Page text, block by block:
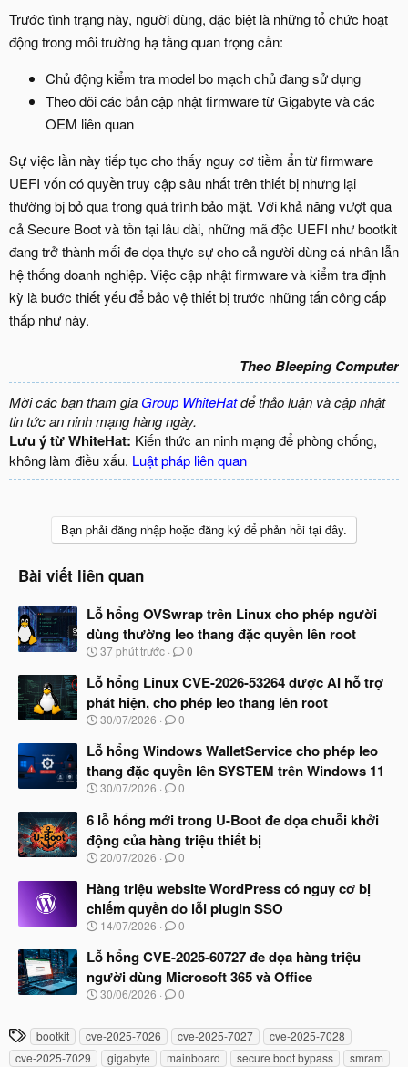
Trước tình trạng này, người dùng, đặc biệt là những tổ chức hoạt
động trong môi trường hạ tầng quan trọng cần:
Chủ động kiểm tra model bo mạch chủ đang sử dụng
Theo dõi các bản cập nhật firmware từ Gigabyte và các
OEM liên quan
Sự việc lần này tiếp tục cho thấy nguy cơ tiềm ẩn từ firmware
UEFI vốn có quyền truy cập sâu nhất trên thiết bị nhưng lại
thường bị bỏ qua trong quá trình bảo mật. Với khả năng vượt qua
cả Secure Boot và tồn tại lâu dài, những mã độc UEFI như bootkit
đang trở thành mối đe dọa thực sự cho cả người dùng cá nhân lẫn
hệ thống doanh nghiệp. Việc cập nhật firmware và kiểm tra định
kỳ là bước thiết yếu để bảo vệ thiết bị trước những tấn công cấp
thấp như này.
Theo Bleeping Computer
Mời các bạn tham gia Group WhiteHatđể thảo luận và cập nhật
tin tức an ninh mạng hàng ngày.
Lưu ý từ WhiteHat: Kiến thức an ninh mạng để phòng chống,
không làm điều xấu. Luật pháp liên quan
Bạn phải đăng nhập hoặc đăng ký để phản hồi tại đây.
Bài viết liên quan
Lỗ hổng OVSwrap trên Linux cho phép người
dùng thường leo thang đặc quyền lên root
N
à
b
ắ
đ
ầ
u
37 phút trước 0
Lỗ hổng Linux CVE-2026-53264 được AI hỗ trợ
phát hiện, cho phép leo thang lên root
N
à
b
ắ
đ
ầ
u
30/07/2026 0
Lỗ hổng Windows WalletService cho phép leo
thang đặc quyền lên SYSTEM trên Windows 11
N
à
b
ắ
đ
ầ
u
30/07/2026 0
6 lỗ hổng mới trong U-Boot đe dọa chuỗi khởi
động của hàng triệu thiết bị
N
à
b
ắ
đ
ầ
u
20/07/2026 0
Hàng triệu website WordPress có nguy cơ bị
chiếm quyền do lỗi plugin SSO
N
à
b
ắ
đ
ầ
u
14/07/2026 0
Lỗ hổng CVE-2025-60727 đe dọa hàng triệu
người dùng Microsoft 365 và Office
N
y
b
30/06/2026 0
T
h
bootkit cve-2025-7026 cve-2025-7027
cve-2025-7028
cve-2025-7029
gigabyte mainboard secure boot bypass smram